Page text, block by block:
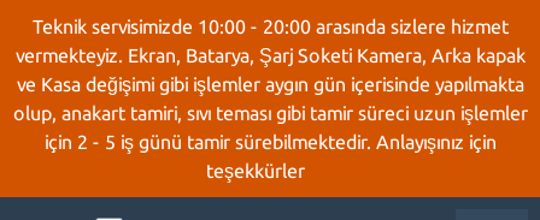
Teknik servisimizde 10:00 - 20:00 arasında sizlere hizmet
vermekteyiz. Ekran, Batarya, Şarj Soketi Kamera, Arka kapak
ve Kasa değişimi gibi işlemler aygın gün içerisinde yapılmakta
olup, anakart tamiri, sıvı teması gibi tamir süreci uzun işlemler
için 2 - 5 iş günü tamir sürebilmektedir. Anlayışınız için
teşekkürler